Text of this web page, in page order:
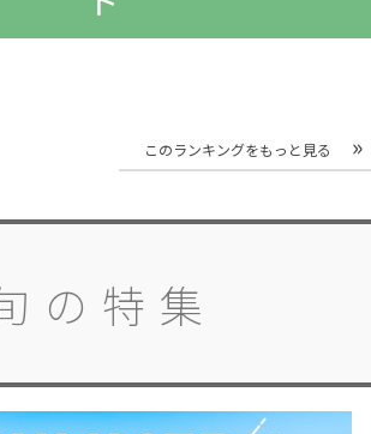
このランキングをもっと見る
の特集